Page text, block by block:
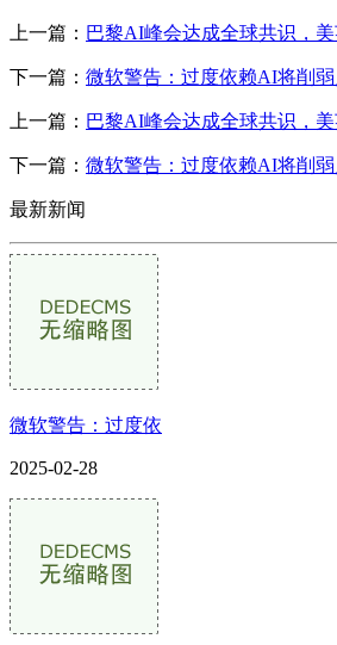
上一篇： 巴黎AI峰会达成全球共识，
下一篇： 微软警告：过度依赖AI将削
上一篇： 巴黎AI峰会达成全球共识，
下一篇： 微软警告：过度依赖AI将削
最新新闻
微软警告：过度依
2025-02-28